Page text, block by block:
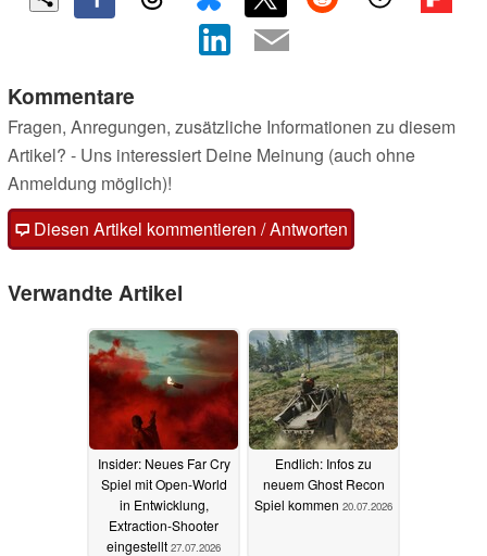
Kommentare
Fragen, Anregungen, zusätzliche Informationen zu diesem
Artikel? - Uns interessiert Deine Meinung (auch ohne
Anmeldung möglich)!
Diesen Artikel kommentieren / Antworten
Verwandte Artikel
Insider: Neues Far Cry
Spiel mit Open-World
in Entwicklung,
Extraction-Shooter
eingestellt 27.07.2026
Endlich: Infos zu
neuem Ghost Recon
Spiel kommen 20.07.2026